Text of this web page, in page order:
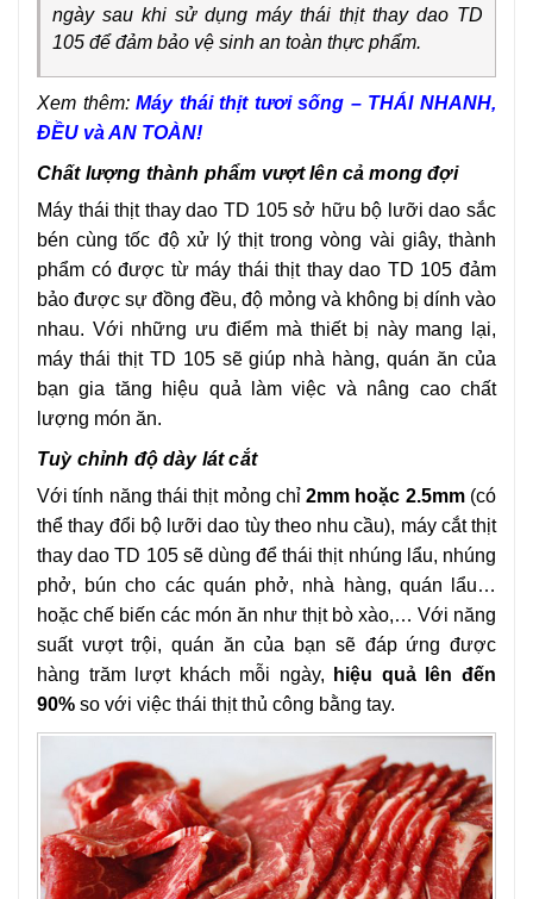
ngày sau khi sử dụng máy thái thịt thay dao TD
105 để đảm bảo vệ sinh an toàn thực phẩm.
Xem thêm:Máy thái thịt tươi sống – THÁI NHANH,
ĐỀU và AN TOÀN!
Chất lượng thành phẩm vượt lên cả mong đợi
Máy thái thịt thay dao TD 105 sở hữu bộ lưỡi dao sắc
bén cùng tốc độ xử lý thịt trong vòng vài giây, thành
phẩm có được từ máy thái thịt thay dao TD 105 đảm
bảo được sự đồng đều, độ mỏng và không bị dính vào
nhau. Với những ưu điểm mà thiết bị này mang lại,
máy thái thịt TD 105 sẽ giúp nhà hàng, quán ăn của
bạn gia tăng hiệu quả làm việc và nâng cao chất
lượng món ăn.
Tuỳ chỉnh độ dày lát cắt
Với tính năng thái thịt mỏng chỉ2mm hoặc 2.5mm(có
thể thay đổi bộ lưỡi dao tùy theo nhu cầu), máy cắt thịt
thay dao TD 105 sẽ dùng để thái thịt nhúng lẩu, nhúng
phở, bún cho các quán phở, nhà hàng, quán lẩu…
hoặc chế biến các món ăn như thịt bò xào,… Với năng
suất vượt trội, quán ăn của bạn sẽ đáp ứng được
hàng trăm lượt khách mỗi ngày,
hiệu quả lên đến
90% so với việc thái thịt thủ công bằng tay.